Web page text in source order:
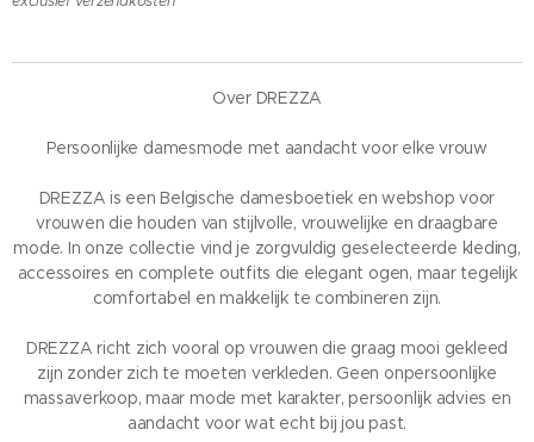
Over DREZZA
Persoonlijke damesmode met aandacht voor elke vrouw
DREZZA is een Belgische damesboetiek en webshop voor
vrouwen die houden van stijlvolle, vrouwelijke en draagbare
mode. In onze collectie vind je zorgvuldig geselecteerde kleding,
accessoires en complete outfits die elegant ogen, maar tegelijk
comfortabel en makkelijk te combineren zijn.
DREZZA richt zich vooral op vrouwen die graag mooi gekleed
zijn zonder zich te moeten verkleden. Geen onpersoonlijke
massaverkoop, maar mode met karakter, persoonlijk advies en
aandacht voor wat echt bij jou past.